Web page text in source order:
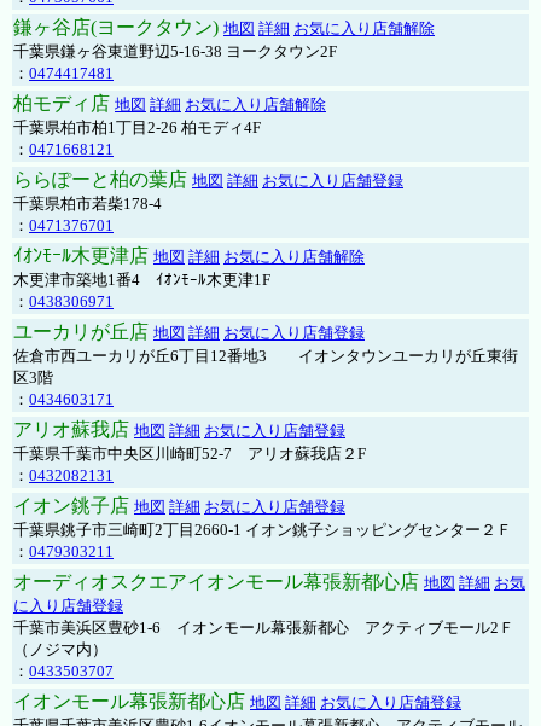
鎌ヶ谷店(ヨークタウン) 地図 詳細 お気に入り店舗解除
千葉県鎌ヶ谷東道野辺5-16-38 ヨークタウン2F
： 0474417481
柏モディ店 地図 詳細 お気に入り店舗解除
千葉県柏市柏1丁目2-26 柏モディ4F
： 0471668121
ららぽーと柏の葉店 地図 詳細 お気に入り店舗登録
千葉県柏市若柴178-4
： 0471376701
ｲｵﾝﾓｰﾙ木更津店 地図 詳細 お気に入り店舗解除
木更津市築地1番4 ｲｵﾝﾓｰﾙ木更津1F
： 0438306971
ユーカリが丘店 地図 詳細 お気に入り店舗登録
佐倉市西ユーカリが丘6丁目12番地3 イオンタウンユーカリが丘東街
区3階
： 0434603171
アリオ蘇我店 地図 詳細 お気に入り店舗登録
千葉県千葉市中央区川崎町52-7 アリオ蘇我店２F
： 0432082131
イオン銚子店 地図 詳細 お気に入り店舗登録
千葉県銚子市三崎町2丁目2660-1 イオン銚子ショッピングセンター２Ｆ
： 0479303211
オーディオスクエアイオンモール幕張新都心店 地図 詳細 お気
に入り店舗登録
千葉市美浜区豊砂1-6 イオンモール幕張新都心 アクティブモール2Ｆ
（ノジマ内）
： 0433503707
イオンモール幕張新都心店 地図 詳細 お気に入り店舗登録